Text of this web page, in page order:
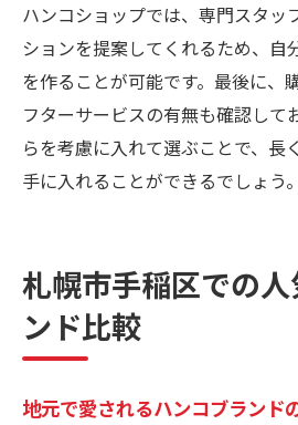
ハンコショップでは、専門スタッ
ションを提案してくれるため、自
を作ることが可能です。最後に、
フターサービスの有無も確認して
らを考慮に入れて選ぶことで、長
手に入れることができるでしょう。
札幌市手稲区での
ンド比較
地元で愛されるハンコブランド